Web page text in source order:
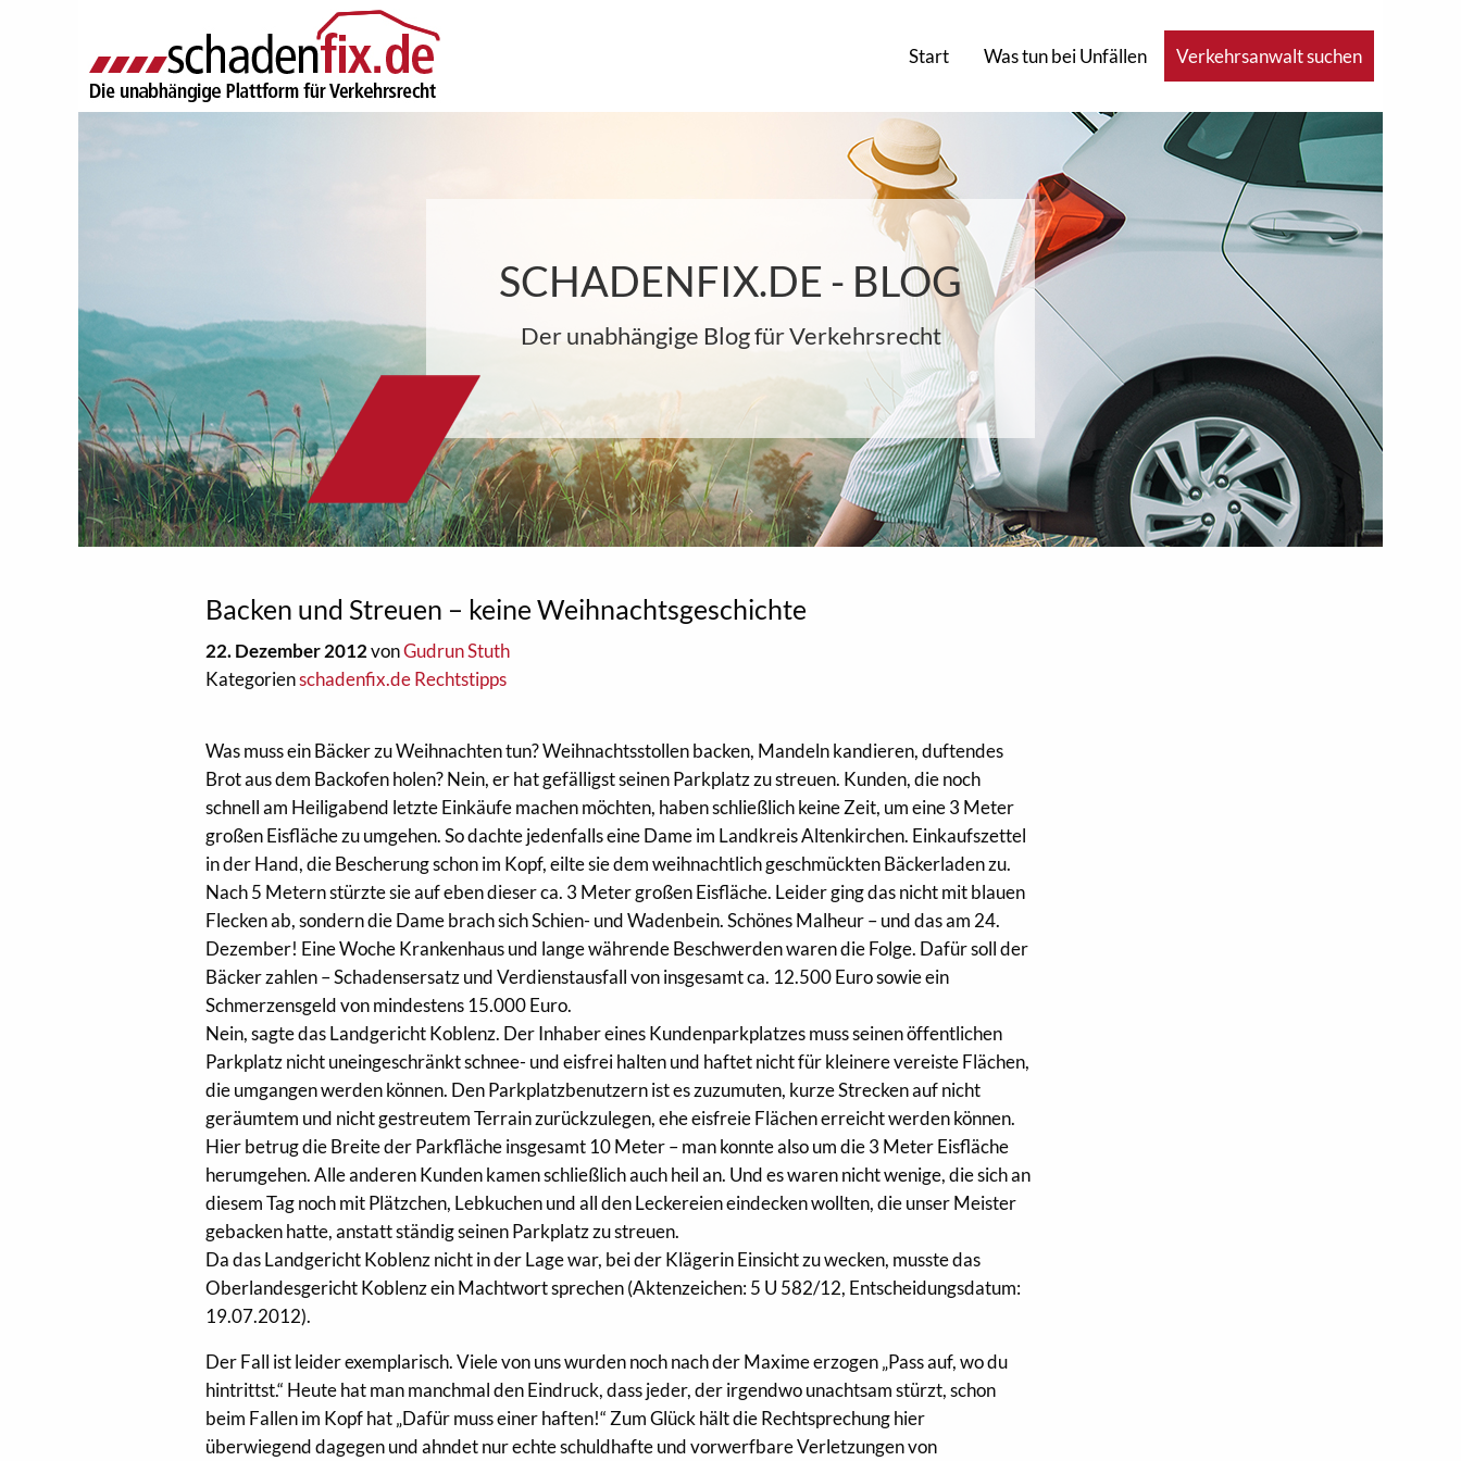
Start Was tun bei Unfällen Verkehrsanwalt suchen
SCHADENFIX.DE - BLOG
Der unabhängige Blog für Verkehrsrecht
Backen und Streuen – keine Weihnachtsgeschichte
22. Dezember 2012vonGudrun Stuth
Kategorienschadenfix.de Rechtstipps
Was muss ein Bäcker zu Weihnachten tun? Weihnachtsstollen backen, Mandeln kandieren, duftendes
Brot aus dem Backofen holen? Nein, er hat gefälligst seinen Parkplatz zu streuen. Kunden, die noch
schnell am Heiligabend letzte Einkäufe machen möchten, haben schließlich keine Zeit, um eine 3 Meter
großen Eisfläche zu umgehen. So dachte jedenfalls eine Dame im Landkreis Altenkirchen. Einkaufszettel
in der Hand, die Bescherung schon im Kopf, eilte sie dem weihnachtlich geschmückten Bäckerladen zu.
Nach 5 Metern stürzte sie auf eben dieser ca. 3 Meter großen Eisfläche. Leider ging das nicht mit blauen
Flecken ab, sondern die Dame brach sich Schien- und Wadenbein. Schönes Malheur – und das am 24.
Dezember! Eine Woche Krankenhaus und lange währende Beschwerden waren die Folge. Dafür soll der
Bäcker zahlen – Schadensersatz und Verdienstausfall von insgesamt ca. 12.500 Euro sowie ein
Schmerzensgeld von mindestens 15.000 Euro.
Nein, sagte das Landgericht Koblenz. Der Inhaber eines Kundenparkplatzes muss seinen öffentlichen
Parkplatz nicht uneingeschränkt schnee- und eisfrei halten und haftet nicht für kleinere vereiste Flächen,
die umgangen werden können. Den Parkplatzbenutzern ist es zuzumuten, kurze Strecken auf nicht
geräumtem und nicht gestreutem Terrain zurückzulegen, ehe eisfreie Flächen erreicht werden können.
Hier betrug die Breite der Parkfläche insgesamt 10 Meter – man konnte also um die 3 Meter Eisfläche
herumgehen. Alle anderen Kunden kamen schließlich auch heil an. Und es waren nicht wenige, die sich an
diesem Tag noch mit Plätzchen, Lebkuchen und all den Leckereien eindecken wollten, die unser Meister
gebacken hatte, anstatt ständig seinen Parkplatz zu streuen.
Da das Landgericht Koblenz nicht in der Lage war, bei der Klägerin Einsicht zu wecken, musste das
Oberlandesgericht Koblenz ein Machtwort sprechen (Aktenzeichen: 5 U 582/12, Entscheidungsdatum:
19.07.2012).
Der Fall ist leider exemplarisch. Viele von uns wurden noch nach der Maxime erzogen „Pass auf, wo du
hintrittst.“ Heute hat man manchmal den Eindruck, dass jeder, der irgendwo unachtsam stürzt, schon
beim Fallen im Kopf hat „Dafür muss einer haften!“ Zum Glück hält die Rechtsprechung hier
überwiegend dagegen und ahndet nur echte schuldhafte und vorwerfbare Verletzungen von